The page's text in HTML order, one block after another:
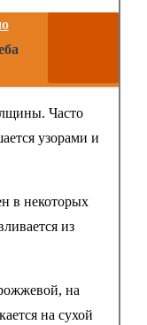
Часто
узорами и
в некоторых
из
на
на сухой